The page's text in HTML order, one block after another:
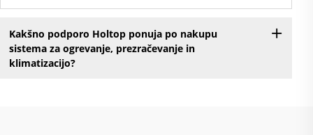
Kakšno podporo Holtop ponuja po nakupu
sistema za ogrevanje, prezračevanje in
klimatizacijo?